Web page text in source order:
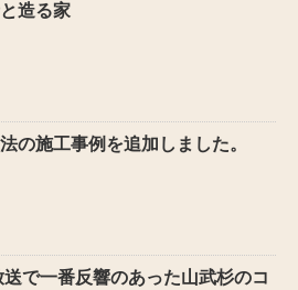
造る家
の施工事例を追加しました。
送で一番反響のあった山武杉のコ